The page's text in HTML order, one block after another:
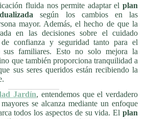
fluida nos permite adaptar el plan
según los cambios en las
mayor. Además, el hecho de que la
en las decisiones sobre el cuidado
confianza y seguridad tanto para el
sus familiares. Esto no solo mejora la
que también proporciona tranquilidad a
sus seres queridos están recibiendo la
Jardín, entendemos que el verdadero
se alcanza mediante un enfoque
todos los aspectos de su vida. El plan